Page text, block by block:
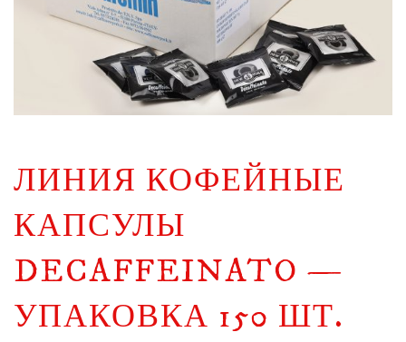
ЛИНИЯ КОФЕЙНЫЕ
КАПСУЛЫ
DECAFFEINATO —
УПАКОВКА 150 ШТ.